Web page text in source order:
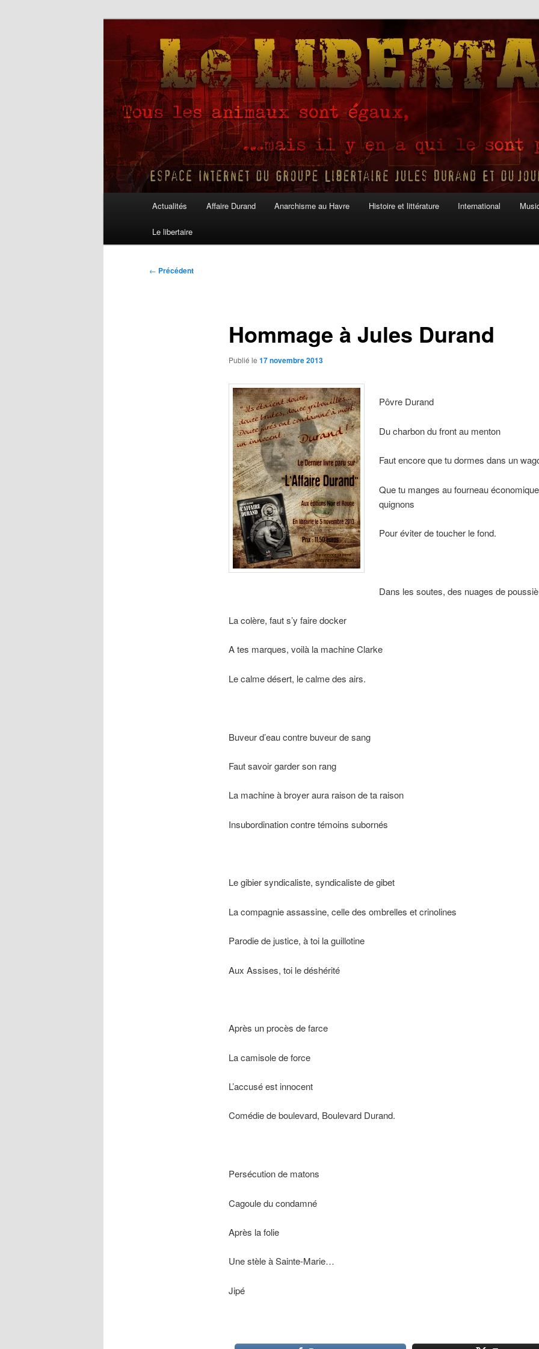
Le Libertaire
Actualités Affaire Durand Anarchisme au Havre Histoire et littérature International
Le libertaire
Navigation
← Précédent
Hommage à Jules Durand
Publié le 17 novembre 2013
Pôvre Durand
Du charbon du front au menton
Faut encore que tu dormes dans un
Que tu manges au fourneau
quignons
Pour éviter de toucher le fond.
Dans les soutes, des nuages de
La colère, faut s’y faire docker
A tes marques, voilà la machine Clarke
Le calme désert, le calme des airs.
Buveur d’eau contre buveur de sang
Faut savoir garder son rang
La machine à broyer aura raison de ta raison
Insubordination contre témoins subornés
Le gibier syndicaliste, syndicaliste de gibet
La compagnie assassine, celle des ombrelles et crinolines
Parodie de justice, à toi la guillotine
Aux Assises, toi le déshérité
Après un procès de farce
La camisole de force
L’accusé est innocent
Comédie de boulevard, Boulevard Durand.
Persécution de matons
Cagoule du condamné
Après la folie
Une stèle à Sainte-Marie…
Jipé